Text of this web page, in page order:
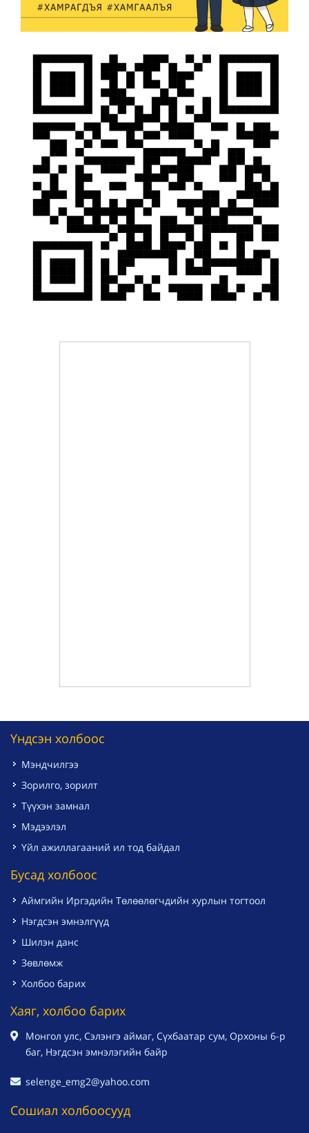
Үндсэн холбоос
Мэндчилгээ
Зорилго, зорилт
Түүхэн замнал
Мэдээлэл
Үйл ажиллагааний ил тод байдал
Бусад холбоос
Аймгийн Иргэдийн Төлөөлөгчдийн хурлын тогтоол
Нэгдсэн эмнэлгүүд
Шилэн данс
Зөвлөмж
Холбоо барих
Хаяг, холбоо барих
Монгол улс, Сэлэнгэ аймаг, Сүхбаатар сум, Орхоны 6-р
баг, Нэгдсэн эмнэлэгийн байр
selenge_emg2@yahoo.com
Сошиал холбоосууд